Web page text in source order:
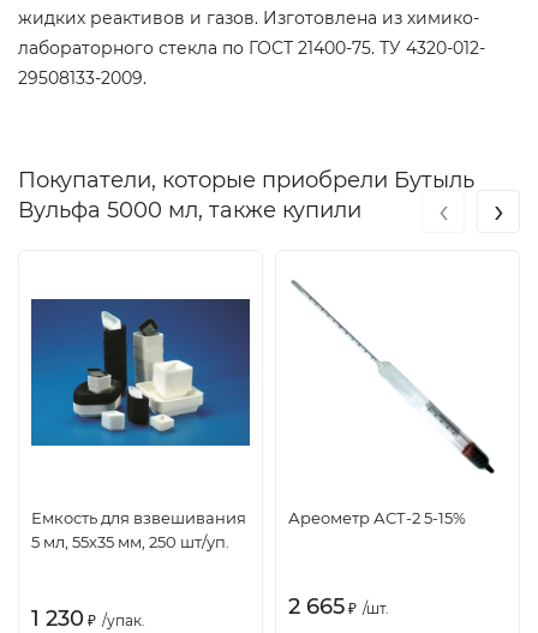
жидких реактивов и газов. Изготовлена из химико-
лабораторного стекла по ГОСТ 21400-75. ТУ 4320-012-
29508133-2009.
Покупатели, которые приобрели Бутыль
Вульфа 5000 мл, также купили
Емкость для взвешивания
5 мл, 55х35 мм, 250 шт/уп.
1 230 ₽ /упак.
Ареометр АСТ-2 5-15%
2 665 ₽ /шт.
‹ ›